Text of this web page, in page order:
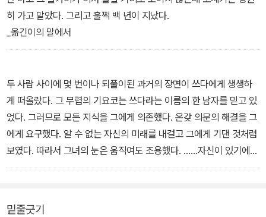
그 밖에도 줄줄이 등장하는 쓰다의 옛 연인 기요코나 친척, 지인들은
모두 서로의 마음을 알지 못한 채, 사랑하고 사랑받기 위해 인정하고
삼아 이야기를 펼쳐나간다.
히 가고 말았다. 그리고 훌쩍 백 년이 지났다.
_옮긴이의 말에서
두 사람 사이에 몇 번이나 되풀이된 과거의 장면이 쓰다에게 생생하
게 떠올랐다. 그 무렵의 기요코는 쓰다라는 이름의 한 남자를 믿고 있
었다. 그러므로 모든 지식을 그에게 의존했다. 온갖 의문의 해결을 그
에게 요구했다. 알 수 없는 자신의 미래를 내걸고 그에게 기댄 것처럼
보였다. 따라서 그녀의 눈은 움직여도 조용했다. ……자신이 있기에
이 눈도 존재하는 거라는 생각까지 했다.
밑줄긋기